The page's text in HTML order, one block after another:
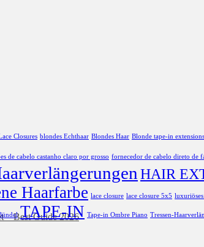
– Best Guide 2026
Closures blondes Echthaar Blondes Haar Blonde tape-in extensions
de cabelo castanho claro por grosso fornecedor de cabelo direto de
HAIR
Haarfarbe lace closure lace closure 5x5
TAPE-IN Tape-in Ombre Piano Tressen-